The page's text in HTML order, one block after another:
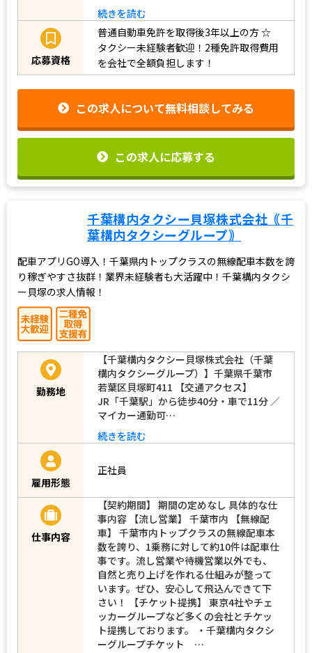
続きを読む
応募資格
普通自動車免許を取得後3年以上の方☆
タクシー未経験者歓迎！2種免許取得費用
を会社で全額負担します！
この求人について無料相談してみる
この求人に応募する
千葉構内タクシー貝塚株式会社｟千
葉構内タクシーグループ｠
配車アプリGO導入！千葉県内トップクラスの無線配車本数を誇
り稼ぎやすさ抜群！業界未経験者も大活躍中！千葉構内タクシ
ー貝塚の求人情報！
勤務地
【千葉構内タクシー貝塚株式会社（千葉
構内タクシーグループ）】千葉県千葉市
若葉区貝塚町411 【交通アクセス】
JR「千葉駅」から徒歩40分・車で11分 ／
マイカー通勤可…
続きを読む
雇用形態
正社員
仕事内容
【契約期間】 期間の定めなし 具体的な仕
事内容 【流し営業】 千葉市内 【無線配
車】 千葉市内トップクラスの無線配車本
数を誇り、1乗務に対して約10件は配車仕
事です。流し営業や待機営業以外でも、
自然と売り上げを作れる仕組みが整って
います。ぜひ、安心して飛込んできて下
さい！ 【チケット提携】 東京4社やチェ
ッカーグループなど多くの会社とチケッ
ト提携しております。 ・千葉構内タクシ
ーグループチケット …